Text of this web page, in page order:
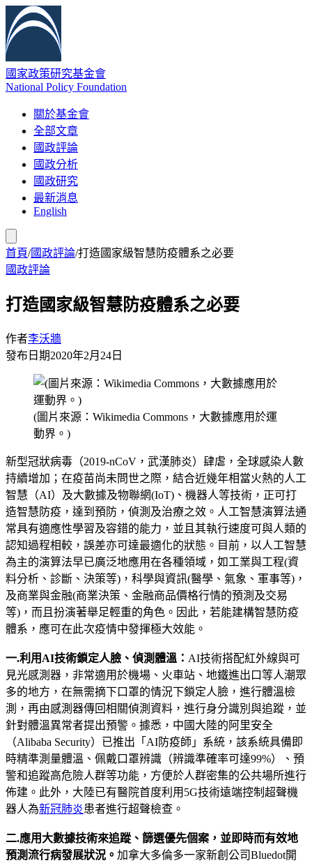
國家政策研究基金會
National Policy Foundation
關於基金會
全部文章
國政評論
國政分析
國政研究
最新消息
English
首頁/國政評論/打造國家級智慧防疫體系之必要
國政評論
打造國家級智慧防疫體系之必要
作者李沃牆
發布日期2020年2月24日
(圖片來源：Wikimedia Commons，大數據應用於運
動界。)
新型冠狀病毒（2019-nCoV，武漢肺炎）肆虐，全球感染人數
持續增加；在疫苗尚未問世之際，結合近幾年相當火熱的人工
智慧（AI）及大數據及物聯網(IoT)、機器人等技術，正可打
造智慧防疫，達到預防，偵測及治療之效。人工智慧演算法通
常具有適應性學習及容錯的能力，並且其執行速度可與人類的
認知過程相較，誤差亦可達最適化的狀態。目前，以人工智慧
為主的演算法早已廣泛地應用在各種領域，如工業與工程(資
料分析、診斷、決策等)，科學與資訊(醫學、氣象、軍事等)，
及商業與金融(商業決策、金融商品價格行情的預測及交易
等)，而且扮演著舉足輕重的角色。因此，若能建構智慧防疫
體系，應可在此次疫情中發揮極大效能。
一.利用AI技術鎖定人臉、偵測體溫： AI技術搭配紅外線與可
見光感測器，非常適用於機場、火車站、地鐵進出口等人潮眾
多的地方，在無需摘下口罩的情況下鎖定人臉，進行體溫檢
測，再由感測器傳回相關偵測資料，進行身分識別與追蹤，並
針對體溫異常者提出預警。據悉，中國大陸的阿里安全
（Alibaba Security）已推出「AI防疫師」系統，該系統具備即
時精準測量體溫、佩戴口罩辨識（辨識準確率可達99%）、預
警和追蹤高危險人群等功能，方便於人群密集的公共場所進行
佈建。此外，大陸已有醫院首度利用5G技術遠端控制超聲機
器人為新冠肺炎患者進行超聲檢查。
二.應用大數據技術來追蹤、篩選優先個案，並即時而有效地
預測流行病發展狀況。 加拿大多倫多一家新創公司Bluedot開